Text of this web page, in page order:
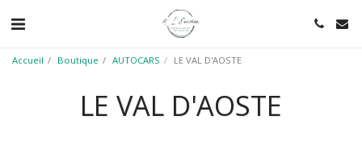
Accueil Boutique AUTOCARS LE VAL D'AOSTE
LE VAL D'AOSTE